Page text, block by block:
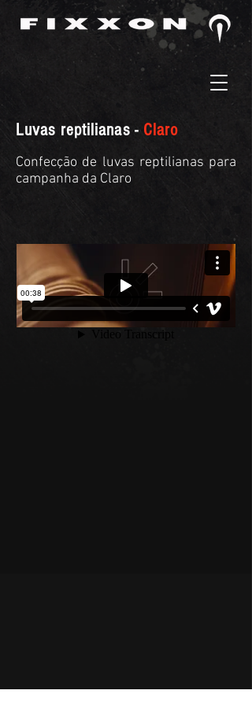
Luvas reptilianas - Claro
Confecção de luvas reptilianas para
campanha da Claro